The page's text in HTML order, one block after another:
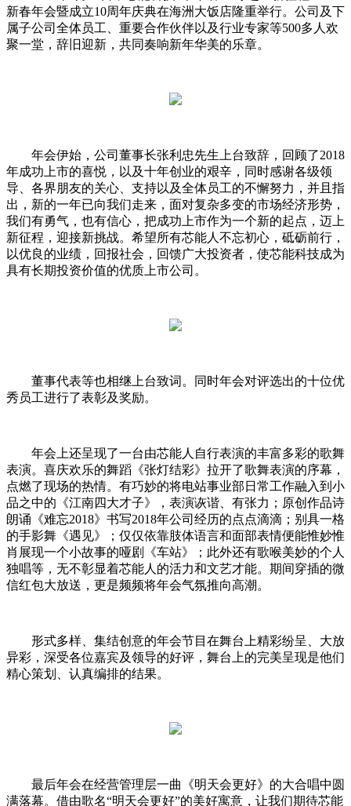
新春年会暨成立10周年庆典在海洲大饭店隆重举行。公司及下
属子公司全体员工、重要合作伙伴以及行业专家等500多人欢
聚一堂，辞旧迎新，共同奏响新年华美的乐章。
年会伊始，公司董事长张利忠先生上台致辞，回顾了2018
年成功上市的喜悦，以及十年创业的艰辛，同时感谢各级领
导、各界朋友的关心、支持以及全体员工的不懈努力，并且指
出，新的一年已向我们走来，面对复杂多变的市场经济形势，
我们有勇气，也有信心，把成功上市作为一个新的起点，迈上
新征程，迎接新挑战。希望所有芯能人不忘初心，砥砺前行，
以优良的业绩，回报社会，回馈广大投资者，使芯能科技成为
具有长期投资价值的优质上市公司。
董事代表等也相继上台致词。同时年会对评选出的十位优
秀员工进行了表彰及奖励。
年会上还呈现了一台由芯能人自行表演的丰富多彩的歌舞
表演。喜庆欢乐的舞蹈《张灯结彩》拉开了歌舞表演的序幕，
点燃了现场的热情。有巧妙的将电站事业部日常工作融入到小
品之中的《江南四大才子》，表演诙谐、有张力；原创作品诗
朗诵《难忘2018》书写2018年公司经历的点点滴滴；别具一格
的手影舞《遇见》；仅仅依靠肢体语言和面部表情便能惟妙惟
肖展现一个小故事的哑剧《车站》；此外还有歌喉美妙的个人
独唱等，无不彰显着芯能人的活力和文艺才能。期间穿插的微
信红包大放送，更是频频将年会气氛推向高潮。
形式多样、集结创意的年会节目在舞台上精彩纷呈、大放
异彩，深受各位嘉宾及领导的好评，舞台上的完美呈现是他们
精心策划、认真编排的结果。
最后年会在经营管理层一曲《明天会更好》的大合唱中圆
满落幕。借由歌名“明天会更好”的美好寓意，让我们期待芯能